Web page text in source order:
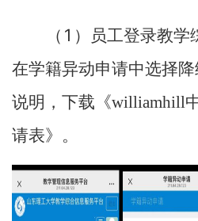
（ 1 ）员工登录教学
在学籍异动申请中选择
说明，下载《williamhill
请表》。